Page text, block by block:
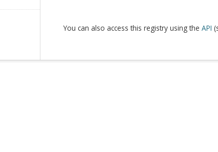
You can also access this registry using the API